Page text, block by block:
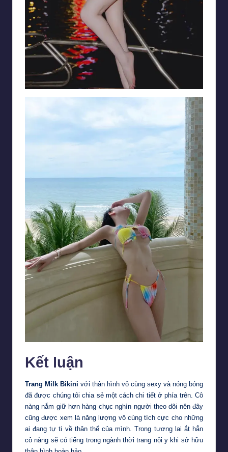
Kết luận
Trang Milk Bikini với thân hình vô cùng sexy và nóng bóng
đã được chúng tôi chia sẻ một cách chi tiết ở phía trên. Cô
nàng nắm giữ hơn hàng chục nghìn người theo dõi nên đây
cũng được xem là năng lượng vô cùng tích cực cho những
ai đang tự ti về thân thể của mình. Trong tương lai ắt hẳn
cô nàng sẽ có tiếng trong ngành thời trang nội y khi sở hữu